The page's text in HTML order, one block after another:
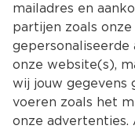
mailadres en
partijen zoals
onze website(s),
wij jouw gegevens
voeren zoals het
onze advertenties.